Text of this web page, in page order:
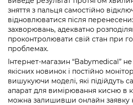
зняття з пальця самостійно
відновлюватися після
захворювань, адекватно
проконтролювати свій стан при
проблемах.
Інтернет-магазин “Babymedical”
якісних новинок і постійно
вишукуючи моделі, які підійдуть
апарат для вимірювання кисню в
можна залишивши онлайн заявку